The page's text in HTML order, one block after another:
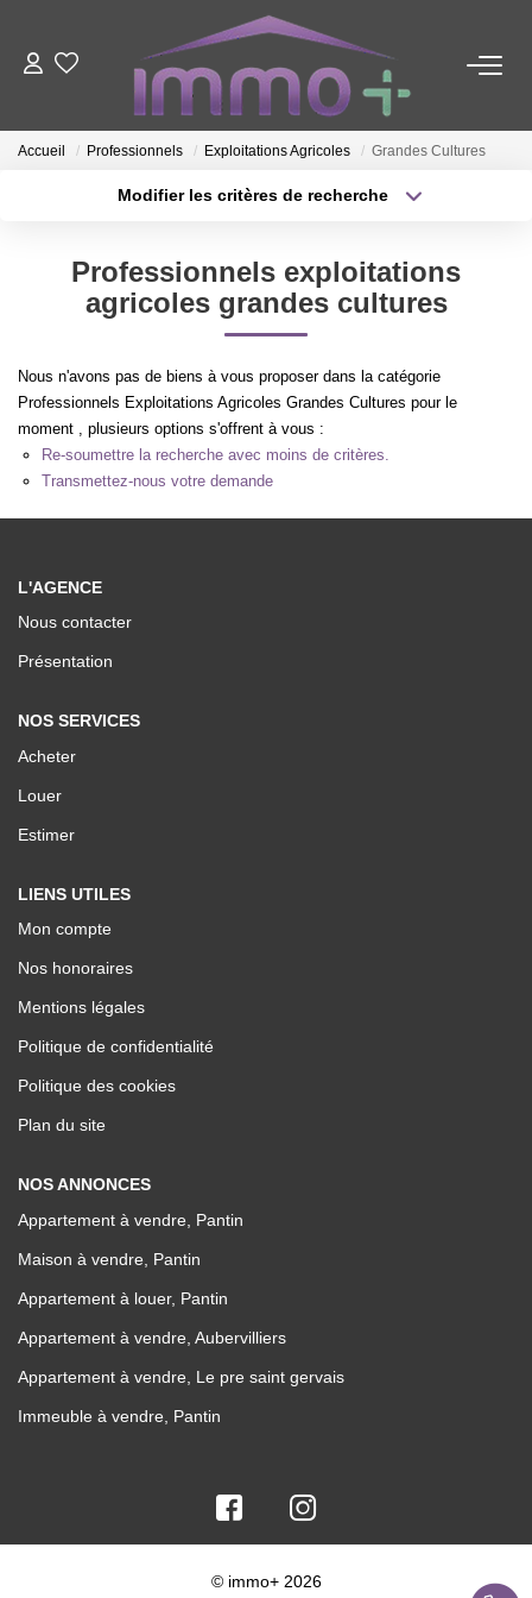
ACHETER
LOUER
FAIRE GÉRER
ESTIMER
NOTRE AGENCE
Nous Contacter
Accueil Professionnels Exploitations Agricoles Grandes Cultures
Modifier les critères de recherche
Sélectionnez...
Type de bien
Surface min
Créer une alerte
Professionnels exploitations
agricoles grandes cultures
Nous n'avons pas de biens à vous proposer dans la catégorie
Professionnels Exploitations Agricoles Grandes Cultures pour le
moment , plusieurs options s'offrent à vous :
Re-soumettre la recherche avec moins de critères.
Transmettez-nous votre demande
L'AGENCE
Nous contacter
Présentation
NOS SERVICES
Acheter
Louer
Estimer
LIENS UTILES
Mon compte
Nos honoraires
Mentions légales
Politique de confidentialité
Politique des cookies
Plan du site
NOS ANNONCES
Appartement à vendre, Pantin
Maison à vendre, Pantin
Appartement à louer, Pantin
Appartement à vendre, Aubervilliers
Appartement à vendre, Le pre saint gervais
Immeuble à vendre, Pantin
© immo+ 2026